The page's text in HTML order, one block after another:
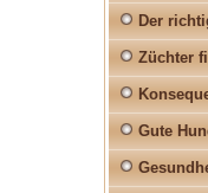
Der
Züchter
Gute